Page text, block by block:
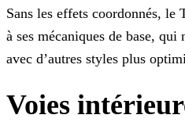
Sans les effets coordonnés, le
à ses mécaniques de base,
avec d’autres styles plus
Voies